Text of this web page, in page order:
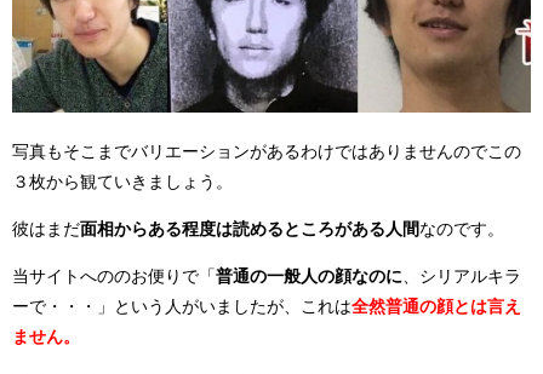
写真もそこまでバリエーションがあるわけではありませんのでこの
３枚から観ていきましょう。
彼はまだ面相からある程度は読めるところがある人間 なのです。
当サイトへののお便りで「 普通の一般人の顔なのに 、シリアルキラ
ーで・・・」という人がいましたが、これは全然普通の顔とは言え
ません。